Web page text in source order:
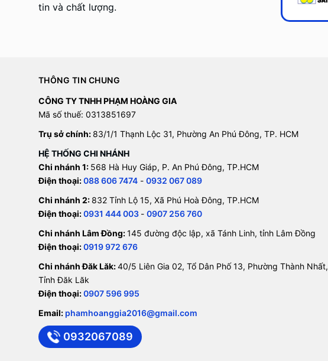
tin và chất lượng.
THÔNG TIN CHUNG
CÔNG TY TNHH PHẠM HOÀNG GIA
Mã số thuế: 0313851697
Trụ sở chính: 83/1/1 Thạnh Lộc 31, Phường An Phú Đông, TP. HCM
HỆ THỐNG CHI NHÁNH
Chi nhánh 1: 568 Hà Huy Giáp, P. An Phú Đông, TP.HCM
Điện thoại:088 606 7474- 0932 067 089
Chi nhánh 2: 832 Tỉnh Lộ 15, Xã Phú Hoà Đông, TP.HCM
Điện thoại:0931 444 003 - 0907 256 760
Chi nhánh Lâm Đồng:145 đường độc lập, xã Tánh Linh, tỉnh Lâm Đồng
Điện thoại:0919 972 676
Chi nhánh Đăk Lăk:40/5 Liên Gia 02, Tổ Dân Phố 13, Phường Thành Nhất,
Tỉnh Đăk Lăk
Điện thoại:0907 596 995
Email: phamhoanggia2016@gmail.com
0932067089